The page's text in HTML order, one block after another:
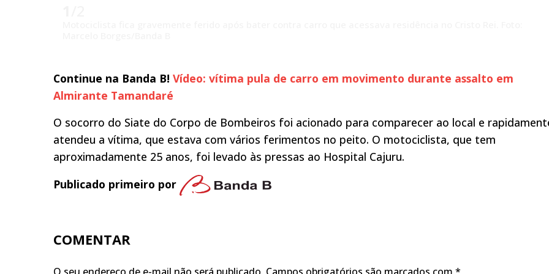
Continue na Banda B! Vídeo: vítima pula de carro em movimento durante assalto em
Almirante Tamandaré
O socorro do Siate do Corpo de Bombeiros foi acionado para comparecer ao local e
atendeu a vítima, que estava com vários ferimentos no peito. O motociclista, que tem
aproximadamente 25 anos, foi levado às pressas ao Hospital Cajuru.
Publicado primeiro por
COMENTAR
O seu endereço de e-mail não será publicado. Campos obrigatórios são marcados com *